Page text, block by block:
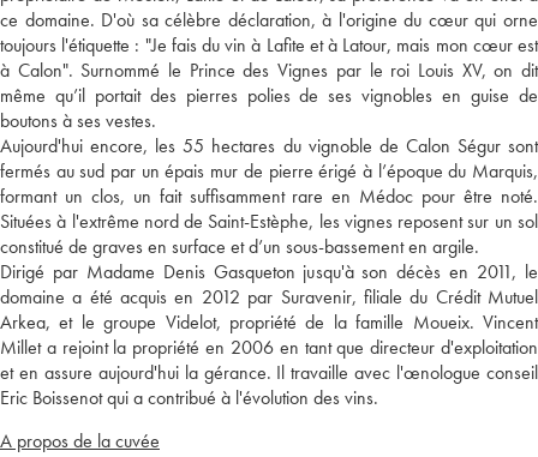
ce domaine. D'où sa célèbre déclaration, à l'origine du cœur qui orne
toujours l'étiquette : "Je fais du vin à Lafite et à Latour, mais mon cœur est
à Calon". Surnommé le Prince des Vignes par le roi Louis XV, on dit
même qu’il portait des pierres polies de ses vignobles en guise de
boutons à ses vestes.
Aujourd'hui encore, les 55 hectares du vignoble de Calon Ségur sont
fermés au sud par un épais mur de pierre érigé à l’époque du Marquis,
formant un clos, un fait suffisamment rare en Médoc pour être noté.
Situées à l'extrême nord de Saint-Estèphe, les vignes reposent sur un sol
constitué de graves en surface et d’un sous-bassement en argile.
Dirigé par Madame Denis Gasqueton jusqu'à son décès en 2011, le
domaine a été acquis en 2012 par Suravenir, filiale du Crédit Mutuel
Arkea, et le groupe Videlot, propriété de la famille Moueix. Vincent
Millet a rejoint la propriété en 2006 en tant que directeur d'exploitation
et en assure aujourd'hui la gérance. Il travaille avec l'œnologue conseil
Eric Boissenot qui a contribué à l'évolution des vins.
A propos de la cuvée